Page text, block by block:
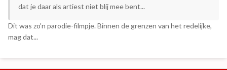
dat je daar als artiest niet blij mee bent...
Dit was zo'n parodie-filmpje. Binnen de grenzen van het redelijke,
mag dat...